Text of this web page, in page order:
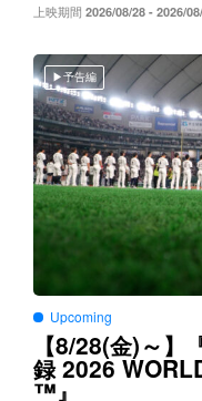
上映期間 2026/08/28 - 2026/
予告編
Upcoming
【8/28(金)～】
録2026
™』